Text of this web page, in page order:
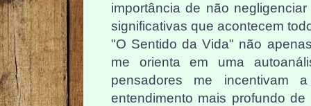
importância de não
significativas que acontecem
"O Sentido da Vida" não
me orienta em uma
pensadores me incentivam
entendimento mais profundo